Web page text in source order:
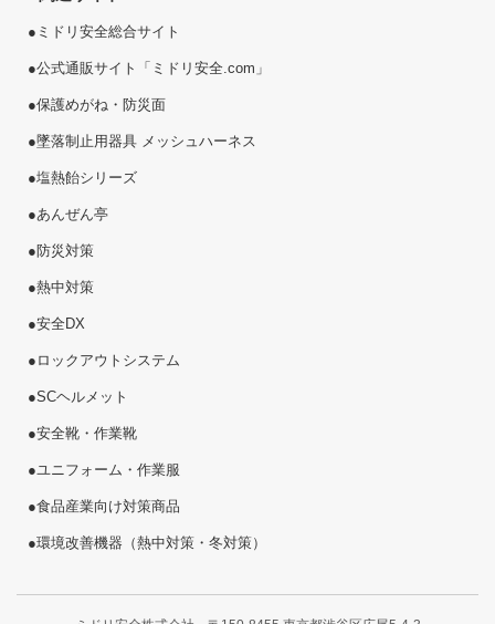
● ミドリ安全総合サイト
●公式通販サイト「ミドリ安全.com」
●保護めがね・防災面
●墜落制止用器具 メッシュハーネス
●塩熱飴シリーズ
●あんぜん亭
●防災対策
●熱中対策
●安全DX
● ロックアウトシステム
●SCヘルメット
●安全靴・作業靴
●ユニフォーム・作業服
●食品産業向け対策商品
●環境改善機器（熱中対策・冬対策）